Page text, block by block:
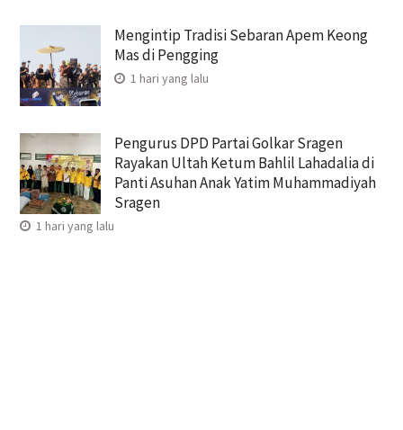
Mengintip Tradisi Sebaran Apem Keong
Mas di Pengging
1 hari yang lalu
Pengurus DPD Partai Golkar Sragen
Rayakan Ultah Ketum Bahlil Lahadalia di
Panti Asuhan Anak Yatim Muhammadiyah
Sragen
1 hari yang lalu